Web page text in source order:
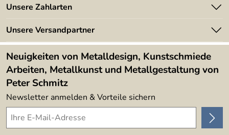
Kundeninformationen
Newsletter
Lieferbedingungen
Angebote
Kundenbewertungen (394)
4,9/5
Unsere Zahlarten
Unsere Versandpartner
Neuigkeiten von Metalldesign, Kunstschmiede
Arbeiten, Metallkunst und Metallgestaltung von
Peter Schmitz
Newsletter anmelden & Vorteile sichern